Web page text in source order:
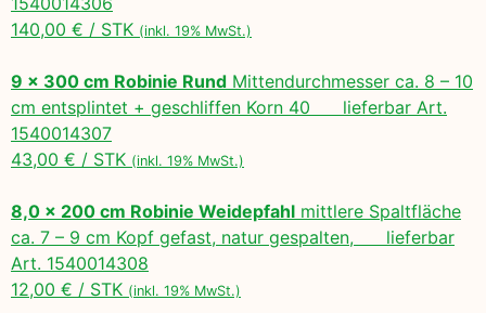
140,00 € / STK (inkl. 19% MwSt.)
9 x 300 cm Robinie Rund Mittendurchmesser ca. 8 – 10
cm entsplintet + geschliffen Korn 40 lieferbar Art.
1540014307
43,00 € / STK (inkl. 19% MwSt.)
8,0 x 200 cm Robinie Weidepfahl mittlere Spaltfläche
ca. 7 – 9 cm Kopf gefast, natur gespalten, lieferbar
Art. 1540014308
12,00 € / STK (inkl. 19% MwSt.)